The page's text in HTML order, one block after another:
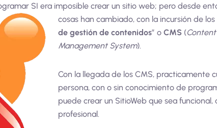
SI era imposible crear un sitio web; pero desde
cosas han cambiado, con la incursión de los
de gestión de contenidos” o CMS (Content
Management System).
Con la llegada de los CMS, practicamente
persona, con o sin conocimiento de
puede crear un SitioWeb que sea
profesional.